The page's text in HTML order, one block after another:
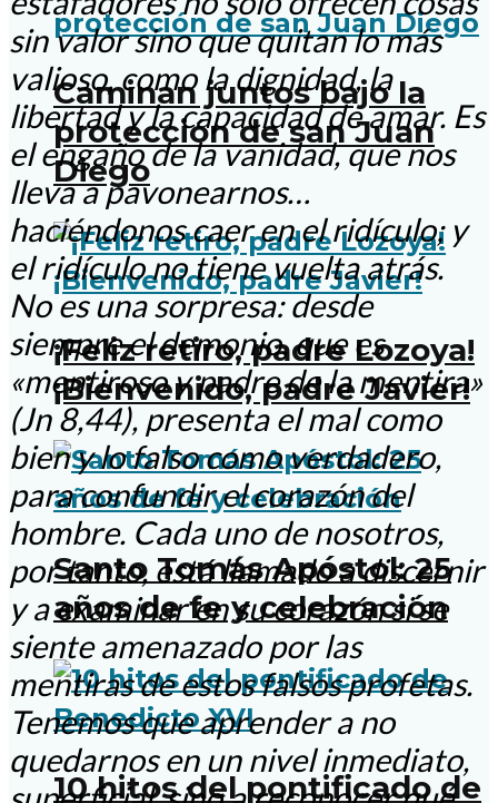
Caminan juntos bajo la
protección de san Juan
Diego
¡Feliz retiro, padre Lozoya!
¡Bienvenido, padre Javier!
Santo Tomás Apóstol: 25
años de fe y celebración
10 hitos del pontificado de
sin valor sino que quitan lo más
valioso, como la dignidad, la
libertad y la capacidad de amar. Es
el engaño de la vanidad, que nos
lleva a pavonearnos…
haciéndonos caer en el ridículo; y
el ridículo no tiene vuelta atrás.
No es una sorpresa: desde
siempre el demonio, que es
«mentiroso y padre de la mentira»
(Jn 8,44), presenta el mal como
bien y lo falso como verdadero,
para confundir el corazón del
hombre. Cada uno de nosotros,
por tanto, está llamado a discernir
y a examinar en su corazón si se
siente amenazado por las
mentiras de estos falsos profetas.
Tenemos que aprender a no
quedarnos en un nivel inmediato,